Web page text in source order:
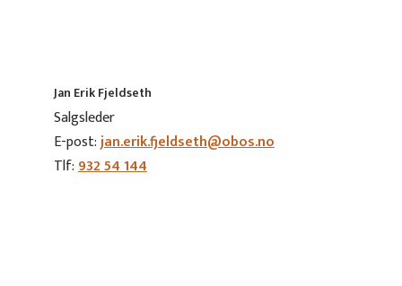
Jan Erik Fjeldseth
Salgsleder
E-post:jan.erik.fjeldseth@obos.no
Tlf:932 54 144